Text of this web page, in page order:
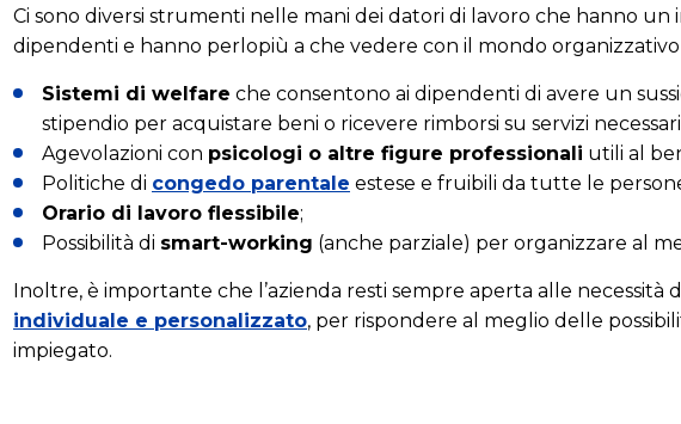
Ci sono diversi strumenti nelle mani dei datori di lavoro che hanno un
dipendenti e hanno perlopiù a che vedere con il mondo
Sistemi di welfare che consentono ai dipendenti di avere un
stipendio per acquistare beni o ricevere rimborsi su servizi
Agevolazioni con psicologi o altre figure professionali utili al
Politiche di congedo parentale estese e fruibili da tutte le
Orario di lavoro flessibile;
Possibilità di smart-working (anche parziale) per organizzare al
Inoltre, è importante che l’azienda resti sempre aperta alle necessità
individuale e personalizzato, per rispondere al meglio delle
impiegato.